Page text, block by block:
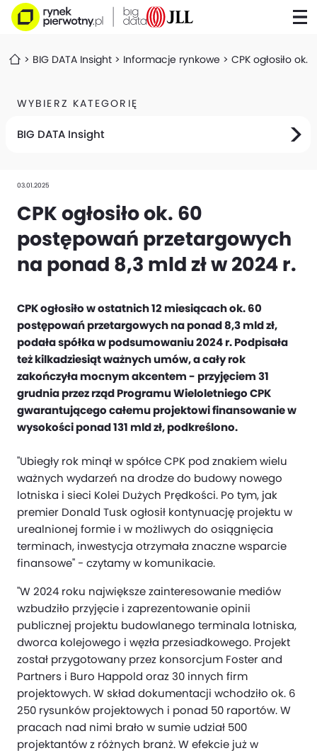
BIG DATA Insight Informacje rynkowe CPK ogłosiło
WYBIERZ KATEGORIĘ
BIG DATA Insight
03.01.2025
CPK ogłosiło ok. 60
postępowań przetargowych
na ponad 8,3 mld zł w 2024 r.
CPK ogłosiło w ostatnich 12 miesiącach ok. 60
postępowań przetargowych na ponad 8,3 mld zł,
podała spółka w podsumowaniu 2024 r. Podpisała
też kilkadziesiąt ważnych umów, a cały rok
zakończyła mocnym akcentem - przyjęciem 31
grudnia przez rząd Programu Wieloletniego CPK
gwarantującego całemu projektowi finansowanie w
wysokości ponad 131 mld zł, podkreślono.
"Ubiegły rok minął w spółce CPK pod znakiem wielu
ważnych wydarzeń na drodze do budowy nowego
lotniska i sieci Kolei Dużych Prędkości. Po tym, jak
premier Donald Tusk ogłosił kontynuację projektu w
urealnionej formie i w możliwych do osiągnięcia
terminach, inwestycja otrzymała znaczne wsparcie
finansowe" - czytamy w komunikacie.
"W 2024 roku największe zainteresowanie mediów
wzbudziło przyjęcie i zaprezentowanie opinii
publicznej projektu budowlanego terminala lotniska,
dworca kolejowego i węzła przesiadkowego. Projekt
został przygotowany przez konsorcjum Foster and
Partners i Buro Happold oraz 30 innych firm
projektowych. W skład dokumentacji wchodziło ok. 6
250 rysunków projektowych i ponad 50 raportów. W
pracach nad nimi brało w sumie udział 500
projektantów z różnych branż. W efekcie już w